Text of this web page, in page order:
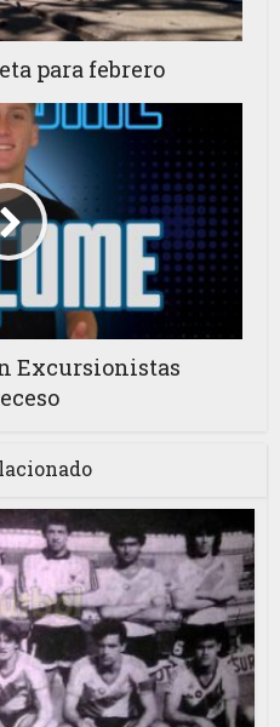
para febrero
Excursionistas